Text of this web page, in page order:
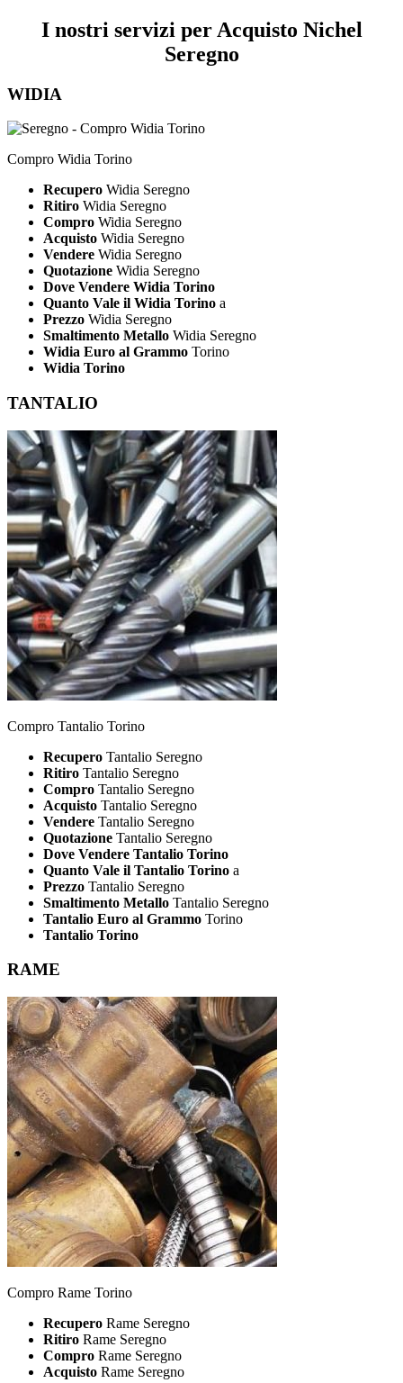
I nostri servizi per Acquisto Nichel
Seregno
WIDIA
Compro Widia Torino
Recupero Widia Seregno
Ritiro Widia Seregno
Compro Widia Seregno
Acquisto Widia Seregno
Vendere Widia Seregno
Quotazione Widia Seregno
Dove Vendere Widia Torino
Quanto Vale il Widia Torino a
Prezzo Widia Seregno
Smaltimento Metallo Widia Seregno
Widia Euro al Grammo Torino
Widia Torino
TANTALIO
Compro Tantalio Torino
Recupero Tantalio Seregno
Ritiro Tantalio Seregno
Compro Tantalio Seregno
Acquisto Tantalio Seregno
Vendere Tantalio Seregno
Quotazione Tantalio Seregno
Dove Vendere Tantalio Torino
Quanto Vale il Tantalio Torino a
Prezzo Tantalio Seregno
Smaltimento Metallo Tantalio Seregno
Tantalio Euro al Grammo Torino
Tantalio Torino
RAME
Compro Rame Torino
Recupero Rame Seregno
Ritiro Rame Seregno
Compro Rame Seregno
Acquisto Rame Seregno